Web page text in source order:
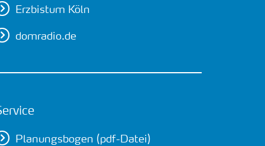
Erzbistum Köln
domradio.de
Planungsbogen (pdf-Datei)